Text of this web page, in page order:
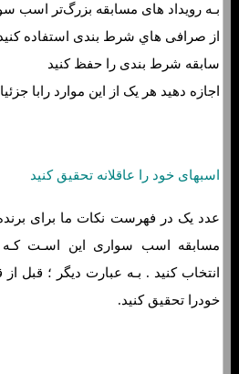
بـه رویداد های مسابقه بزرگ‌تر اسب
از صرافی هاي‌ شرط بندی استفاده
سابقه شرط بندی را حفظ کنید
اجازه دهید هر یک از این موارد رابا
اسبهای خود را عاقلانه تحقیق کنید
عدد یک در فهرست نکات ما برای
مسابقه اسب سواری این اسـت کـه
انتخاب کنید . بـه عبارت دیگر ؛ قبل
خودرا تحقیق کنید.